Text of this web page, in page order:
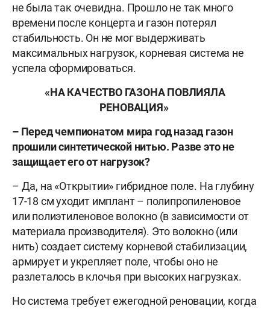
не была так очевидна. Прошло не так много
времени после концерта и газон потерял
стабильность. Он не мог выдерживать
максимальных нагрузок, корневая система не
успела сформироваться.
«НА КАЧЕСТВО ГАЗОНА ПОВЛИЯЛА
РЕНОВАЦИЯ»
– Перед чемпионатом мира год назад газон
прошили синтетической нитью. Разве это не
защищает его от нагрузок?
– Да, на «Открытии» гибридное поле. На глубину
17-18 см уходит имплант – полипропиленовое
или полиэтиленовое волокно (в зависимости от
материала производителя). Это волокно (или
нить) создает систему корневой стабилизации,
армирует и укрепляет поле, чтобы оно не
разлеталось в клочья при высоких нагрузках.
Но система требует ежегодной реновации, когда